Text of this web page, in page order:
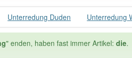
Unterredung Duden Unterredung
" enden, haben fast immer Artikel: die.